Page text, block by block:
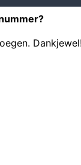
op zijn zang
gekruist eh!
Nee, geen tijtgat